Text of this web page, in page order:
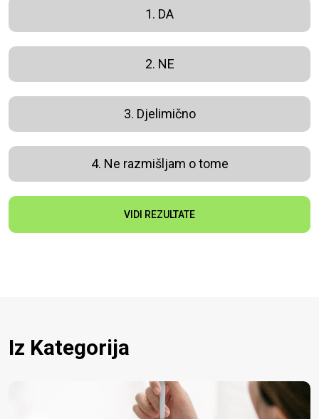
1. DA
2. NE
3. Djelimično
4. Ne razmišljam o tome
VIDI REZULTATE
Iz Kategorija